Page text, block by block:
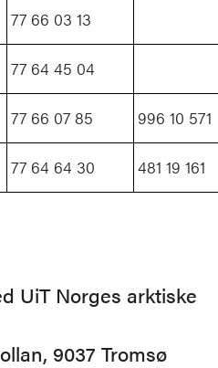
77 66 03 13
77 64 45 04
77 66 07 85
996 10 571
77 64 64 30 481 19 161
UiT Norges arktiske
9037 Tromsø